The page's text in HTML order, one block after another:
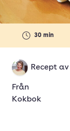
30 min
Recept av
Från
Kokbok